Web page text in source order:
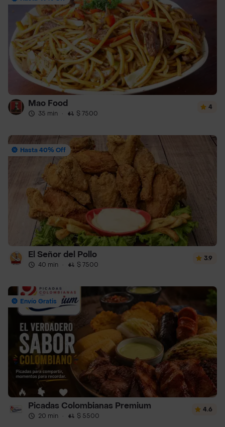
Mao Food
35 min · $ 7500
4
Hasta 40% Off
El Señor del Pollo
40 min · $ 7500
3.9
Envío Gratis
Picadas Colombianas Premium
20 min · $ 5500
4.6